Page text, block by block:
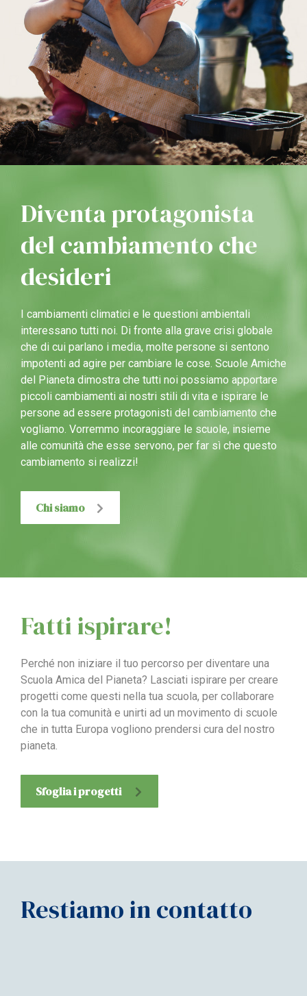
Diventa protagonista
del cambiamento che
desideri
I cambiamenti climatici e le questioni ambientali
interessano tutti noi. Di fronte alla grave crisi globale
che di cui parlano i media, molte persone si sentono
impotenti ad agire per cambiare le cose. Scuole Amiche
del Pianeta dimostra che tutti noi possiamo apportare
piccoli cambiamenti ai nostri stili di vita e ispirare le
persone ad essere protagonisti del cambiamento che
vogliamo. Vorremmo incoraggiare le scuole, insieme
alle comunità che esse servono, per far sì che questo
cambiamento si realizzi!
Chi siamo
Fatti ispirare!
Perché non iniziare il tuo percorso per diventare una
Scuola Amica del Pianeta? Lasciati ispirare per creare
progetti come questi nella tua scuola, per collaborare
con la tua comunità e unirti ad un movimento di scuole
che in tutta Europa vogliono prendersi cura del nostro
pianeta.
Sfoglia i progetti
Restiamo in contatto